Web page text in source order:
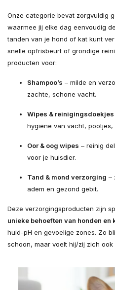
Onze categorie bevat zorgvuldig
waarmee jij elke dag eenvoudig
tanden van je hond of kat kunt
snelle opfrisbeurt of grondige
producten voor:
Shampoo’s – milde en
zachte, schone vacht.
Wipes & reinigingsdoekjes
hygiëne van vacht,
Oor & oog wipes – reinig
voor je huisdier.
Tand & mond verzorging –
adem en gezond gebit.
Deze verzorgingsproducten zijn
unieke behoeften van honden en
huid-pH en gevoelige zones. Zo
schoon, maar voelt hij/zij zich